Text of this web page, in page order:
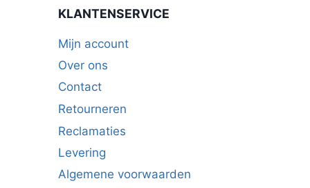
KLANTENSERVICE
Mijn account
Over ons
Contact
Retourneren
Reclamaties
Levering
Algemene voorwaarden